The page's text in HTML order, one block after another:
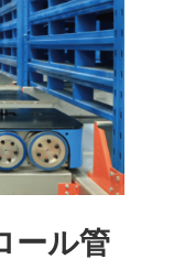
ール管